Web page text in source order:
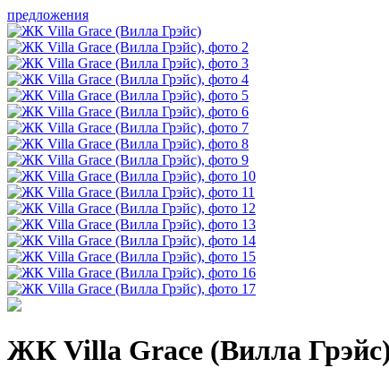
предложения
ЖК Villa Grace (Вилла